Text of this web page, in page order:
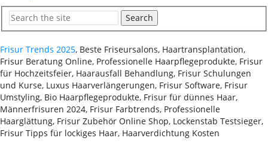
Search
Frisur Trends 2025, Beste Friseursalons, Haartransplantation,
Frisur Beratung Online, Professionelle Haarpflegeprodukte, Frisur
für Hochzeitsfeier, Haarausfall Behandlung, Frisur Schulungen
und Kurse, Luxus Haarverlängerungen, Frisur Software, Frisur
Umstyling, Bio Haarpflegeprodukte, Frisur für dünnes Haar,
Männerfrisuren 2024, Frisur Farbtrends, Professionelle
Haarglättung, Frisur Zubehör Online Shop, Lockenstab Testsieger,
Frisur Tipps für lockiges Haar, Haarverdichtung Kosten